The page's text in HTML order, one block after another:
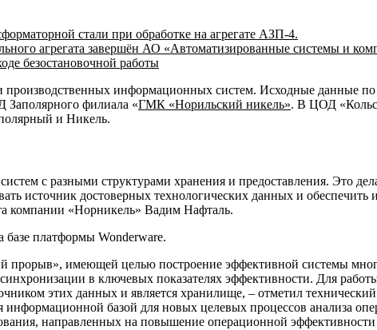
стали при обработке на агрегате АЗП-4.
агрегата завершён АО «Автоматизированные системы и
безостановочной работы
информационных систем. Исходные данные по
Заполярного филиала «ГМК «Норильский никель». В ЦОД
и Никель.
с разными структурами хранения и предоставления. Это
источник достоверных технологических данных и обеспечить
компании «Норникель» Вадим Нафталь.
платформы Wonderware.
имеющей целью построение эффективной системы
в ключевых показателях эффективности. Для
этих данных и является хранилище, – отметил
базой для новых целевых процессов анализа
направленных на повышение операционной